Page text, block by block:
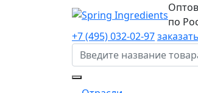
по
+7 (495) 032-02-97